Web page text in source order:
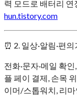
력 모드로 배터리 연
hun.tistory.com
⏰ 2. 일상·알림·편
전화·문자·메일 확
플 페이 결제, 손목
이머/스톱워치, 리마